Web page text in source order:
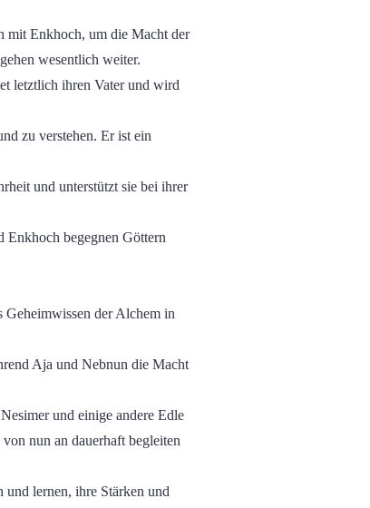
mit Enkhoch, um die Macht der
wesentlich weiter.
letztlich ihren Vater und wird
zu verstehen. Er ist ein
und unterstützt sie bei ihrer
Enkhoch begegnen Göttern
Geheimwissen der Alchem in
Aja und Nebnun die Macht
und einige andere Edle
nun an dauerhaft begleiten
und lernen, ihre Stärken und